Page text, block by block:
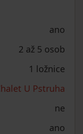
ano
2 až 5 osob
1 ložnice
U Pstruha
ne
ano